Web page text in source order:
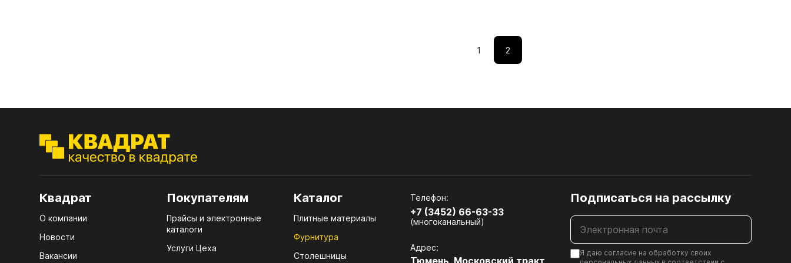
светодиодных лент
19.5. Маркер
20.03. Поворотный механизм под ТВ
20.04. Муфта для установки ручки в
стекле
1 2
Квадрат
О компании
Новости
Вакансии
Покупателям
Прайсы и электронные
каталоги
Услуги Цеха
Каталог
Плитные материалы
Фурнитура
Столешницы
Телефон:
+7 (3452) 66-63-33
(многоканальный)
Адрес:
Тюмень, Московский тракт,
Подписаться на рассылку
Я даю согласие на обработку своих